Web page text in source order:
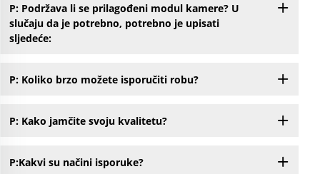
P: Podržava li se prilagođeni modul kamere? U
slučaju da je potrebno, potrebno je upisati
sljedeće:
P: Koliko brzo možete isporučiti robu?
P: Kako jamčite svoju kvalitetu?
P:Kakvi su načini isporuke?